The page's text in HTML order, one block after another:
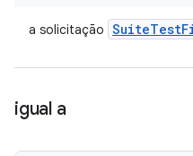
a solicitação SuiteTest
igual a